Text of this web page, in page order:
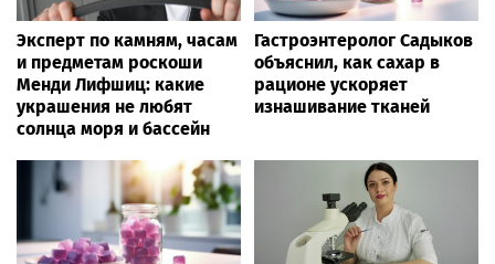
Эксперт по камням, часам
и предметам роскоши
Менди Лифшиц: какие
украшения не любят
солнца моря и бассейн
Гастроэнтеролог Садыков
объяснил, как сахар в
рационе ускоряет
изнашивание тканей